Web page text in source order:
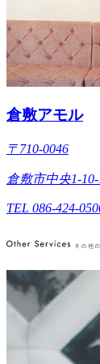
倉敷アモル
〒710-0046
倉敷市中央1-10-
TEL 086-424-